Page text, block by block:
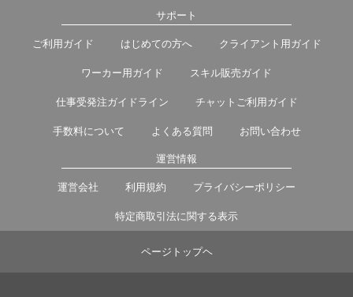
サポート
ご利用ガイド はじめての方へ クライアント用ガイド
ワーカー用ガイド スキル販売ガイド
仕事受発注ガイドライン チャットご利用ガイド
手数料について よくある質問 お問い合わせ
運営情報
運営会社 利用規約 プライバシーポリシー
特定商取引法に関する表示
ページトップヘ